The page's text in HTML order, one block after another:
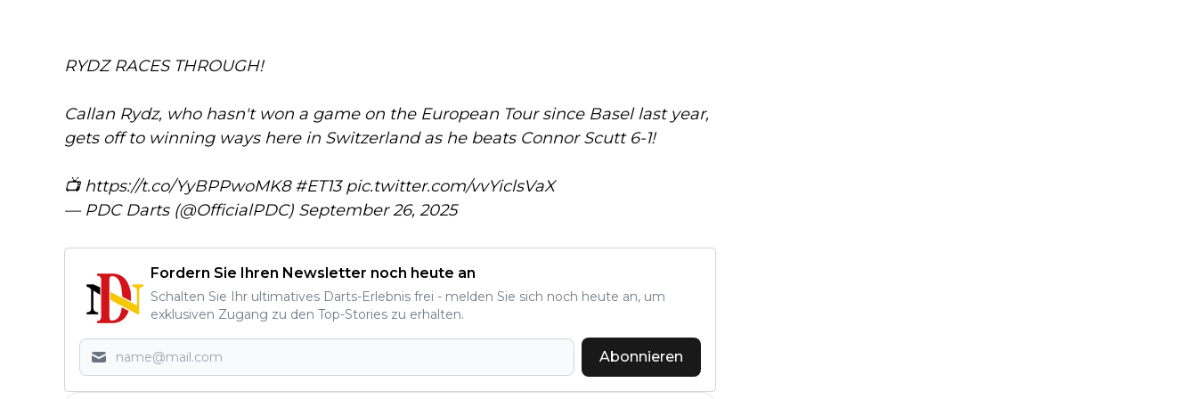
RYDZ RACES THROUGH!
Callan Rydz, who hasn't won a game on the European Tour since Basel last year,
gets off to winning ways here in Switzerland as he beats Connor Scutt 6-1!
📺 https://t.co/YyBPPwoMK8 #ET13 pic.twitter.com/vvYiclsVaX
— PDC Darts (@OfficialPDC) September 26, 2025
Fordern Sie Ihren Newsletter noch heute an
Schalten Sie Ihr ultimatives Darts-Erlebnis frei - melden Sie sich noch heute an, um
exklusiven Zugang zu den Top-Stories zu erhalten.
Abonnieren